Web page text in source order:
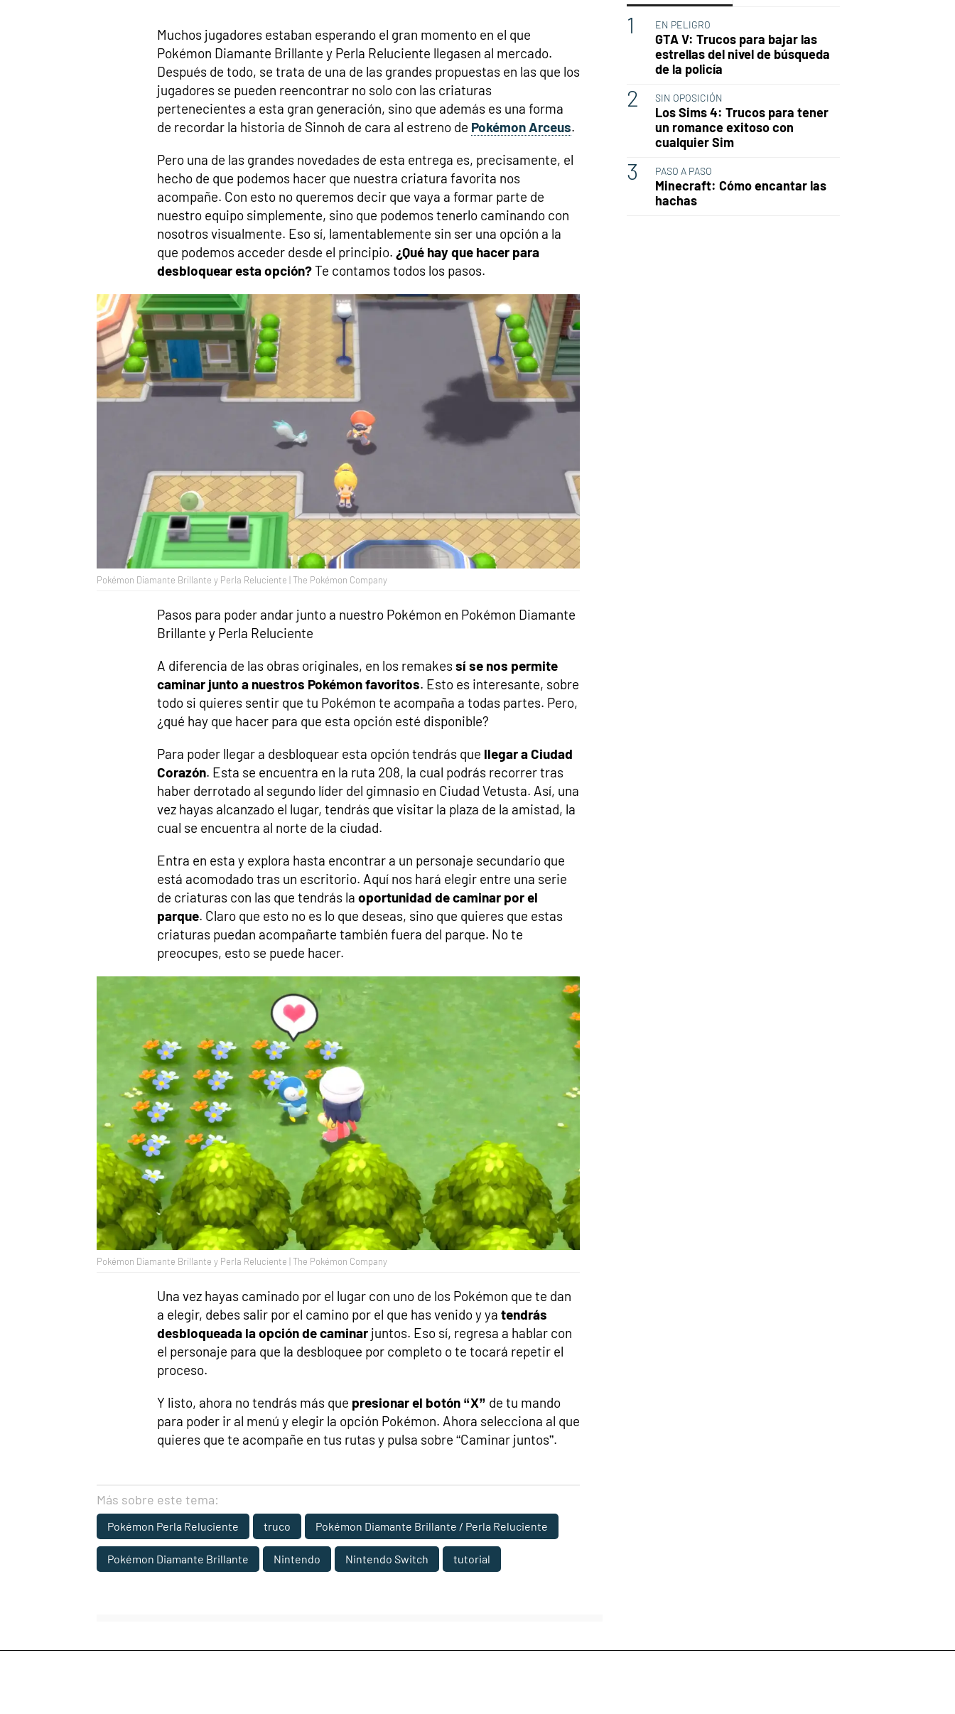
Muchos jugadores estaban esperando el gran momento en el que
Pokémon Diamante Brillante y Perla Reluciente llegasen al mercado.
Después de todo, se trata de una de las grandes propuestas en las que los
jugadores se pueden reencontrar no solo con las criaturas
pertenecientes a esta gran generación, sino que además es una forma
de recordar la historia de Sinnoh de cara al estreno de Pokémon Arceus.
Pero una de las grandes novedades de esta entrega es, precisamente, el
hecho de que podemos hacer que nuestra criatura favorita nos
acompañe. Con esto no queremos decir que vaya a formar parte de
nuestro equipo simplemente, sino que podemos tenerlo caminando con
nosotros visualmente. Eso sí, lamentablemente sin ser una opción a la
que podemos acceder desde el principio. ¿Qué hay que hacer para
desbloquear esta opción?Te contamos todos los pasos.
Pokémon Diamante Brillante y Perla Reluciente | The Pokémon Company
Pasos para poder andar junto a nuestro Pokémon en Pokémon Diamante
Brillante y Perla Reluciente
A diferencia de las obras originales, en los remakessí se nos permite
caminar junto a nuestros Pokémon favoritos. Esto es interesante, sobre
todo si quieres sentir que tu Pokémon te acompaña a todas partes. Pero,
¿qué hay que hacer para que esta opción esté disponible?
Para poder llegar a desbloquear esta opción tendrás que llegar a Ciudad
Corazón. Esta se encuentra en la ruta 208, la cual podrás recorrer tras
haber derrotado al segundo líder del gimnasio en Ciudad Vetusta. Así, una
vez hayas alcanzado el lugar, tendrás que visitar la plaza de la amistad, la
cual se encuentra al norte de la ciudad.
Entra en esta y explora hasta encontrar a un personaje secundario que
está acomodado tras un escritorio. Aquí nos hará elegir entre una serie
de criaturas con las que tendrás la oportunidad de caminar por el
parque. Claro que esto no es lo que deseas, sino que quieres que estas
criaturas puedan acompañarte también fuera del parque. No te
preocupes, esto se puede hacer.
Pokémon Diamante Brillante y Perla Reluciente | The Pokémon Company
Una vez hayas caminado por el lugar con uno de los Pokémon que te dan
a elegir, debes salir por el camino por el que has venido y ya tendrás
desbloqueada la opción de caminar juntos. Eso sí, regresa a hablar con
el personaje para que la desbloquee por completo o te tocará repetir el
proceso.
Y listo, ahora no tendrás más que presionar el botón “X” de tu mando
para poder ir al menú y elegir la opción Pokémon. Ahora selecciona al que
quieres que te acompañe en tus rutas y pulsa sobre “Caminar juntos”.
Más sobre este tema:
Pokémon Perla Reluciente truco Pokémon Diamante Brillante / Perla Reluciente
Pokémon Diamante Brillante Nintendo Nintendo Switch tutorial
EN PELIGRO
GTA V: Trucos para bajar las
estrellas del nivel de búsqueda
de la policía
SIN OPOSICIÓN
Los Sims 4: Trucos para tener
un romance exitoso con
cualquier Sim
PASO A PASO
Minecraft: Cómo encantar las
hachas